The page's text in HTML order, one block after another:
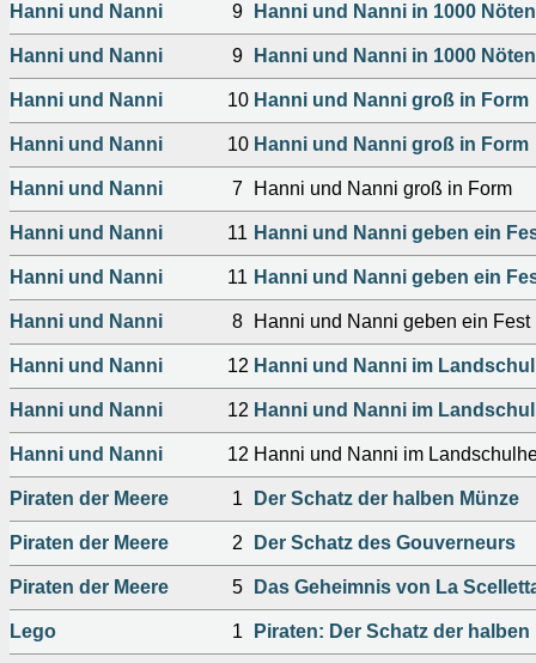
Hanni und Nanni 9 Hanni und Nanni in 1000 Nöten
Hanni und Nanni 9 Hanni und Nanni in 1000 Nöten
Hanni und Nanni 10 Hanni und Nanni groß in Form
Hanni und Nanni 10 Hanni und Nanni groß in Form
Hanni und Nanni 7 Hanni und Nanni groß in Form
Hanni und Nanni 11 Hanni und Nanni geben ein
Hanni und Nanni 11 Hanni und Nanni geben ein
Hanni und Nanni 8 Hanni und Nanni geben ein Fest
Hanni und Nanni 12 Hanni und Nanni im
Hanni und Nanni 12 Hanni und Nanni im
Hanni und Nanni 12 Hanni und Nanni im
Piraten der Meere 1 Der Schatz der halben Münze
Piraten der Meere 2 Der Schatz des Gouverneurs
Piraten der Meere 5 Das Geheimnis von La
Lego 1 Piraten: Der Schatz der halben